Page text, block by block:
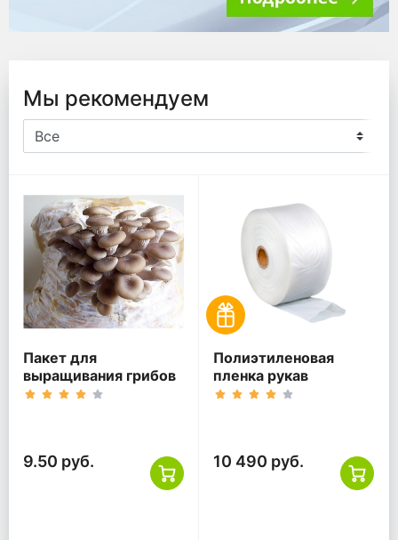
Мы рекомендуем
Пакет для
выращивания грибов
9.50 руб.
Полиэтиленовая
пленка рукав
10 490 руб.